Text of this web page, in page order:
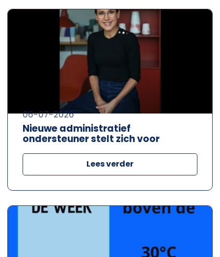
Nieuwe administratief
ondersteuner stelt zich voor
06-07-2026
Lees verder